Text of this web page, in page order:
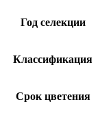
Год селекции
Классификация
Срок цветения